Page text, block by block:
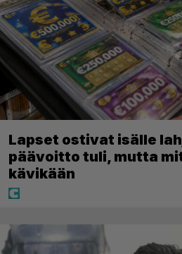
Lapset ostivat isälle
päävoitto tuli, mutta
kävikään